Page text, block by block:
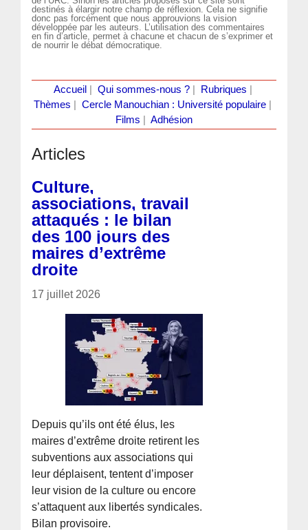
destinés à élargir notre champ de réflexion. Cela ne signifie
donc pas forcément que nous approuvions la vision
développée par les auteurs. L’utilisation des commentaires
en fin d’article, permet à chacune et chacun de s’exprimer et
de nourrir le débat démocratique.
Accueil Qui sommes-nous ?| Rubriques
Thèmes
Cercle Manouchian : Université populaire
Films
Adhésion
Articles
Culture,
associations, travail
attaqués : le bilan
des 100 jours des
maires d’extrême
droite
17 juillet 2026
Depuis qu’ils ont été élus, les
maires d’extrême droite retirent les
subventions aux associations qui
leur déplaisent, tentent d’imposer
leur vision de la culture ou encore
s’attaquent aux libertés syndicales.
Bilan provisoire.